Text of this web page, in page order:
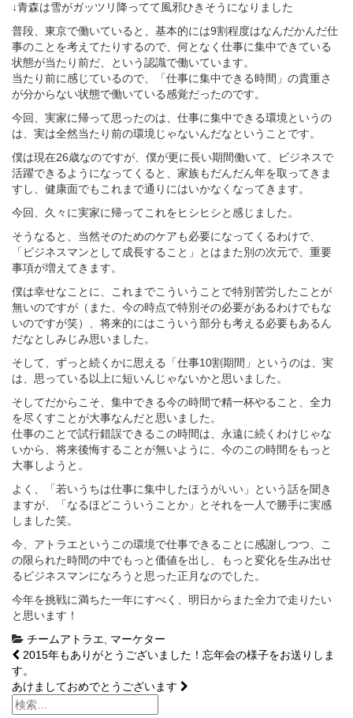
↓青森は雪がガッツリ降ってて風邪ひきそうになりました
普段、東京で働いていると、基本的には9割程度はなんだかんだ仕
事のことを考えてたりするので、何となく仕事に集中できている
状態が当たり前だ、という認識で働いています。
当たり前に感じているので、「仕事に集中できる時間」の貴重さ
が分からない状態で働いている感覚だったのです。
今回、実家に帰って思ったのは、仕事に集中できる環境というの
は、実は全然当たり前の環境じゃないんだなということです。
僕は現在26歳なのですが、僕が更に長い期間働いて、ビジネスで
活躍できるようになってくると、家族もだんだん年を取ってきま
すし、健康面でもこれまで通りにはいかなくなってきます。
今回、久々に実家に帰ってこれをヒシヒシと感じました。
そうなると、当然そのためのケアも必要になってくるわけで、
「ビジネスマンとして成長すること」とはまた別の次元で、重要
事項が増えてきます。
僕は幸せなことに、これまでこういうことで特別苦労したことが
無いのですが（また、今の時点で特別その必要があるわけでもな
いのですが笑）、将来的にはこういう部分も考える必要もあるん
だなとしみじみ思いました。
そして、ずっと続くかに思える「仕事10割期間」というのは、実
は、思っている以上に短いんじゃないかと思いました。
そしてだからこそ、集中できる今の時間で精一杯やること、全力
を尽くすことが大事なんだと思いました。
仕事のことで試行錯誤できるこの時間は、永遠に続くわけじゃな
いから、将来後悔することが無いように、今のこの時間をもっと
大事しようと。
よく、「若いうちは仕事に集中したほうがいい」という話を聞き
ますが、「なるほどこういうことか」とそれを一人で勝手に実感
しました笑。
今、アトラエというこの環境で仕事できることに感謝しつつ、こ
の限られた時間の中でもっと価値を出し、もっと変化を生み出せ
るビジネスマンになろうと思った正月なのでした。
今年を挑戦に満ちた一年にすべく、明日からまた全力で走りたい
と思います！
チームアトラエ
マーケター
投
稿
ナ
2015年もありがとうございました！忘年会の様子をお送りしま
す。
あけましておめでとうございます